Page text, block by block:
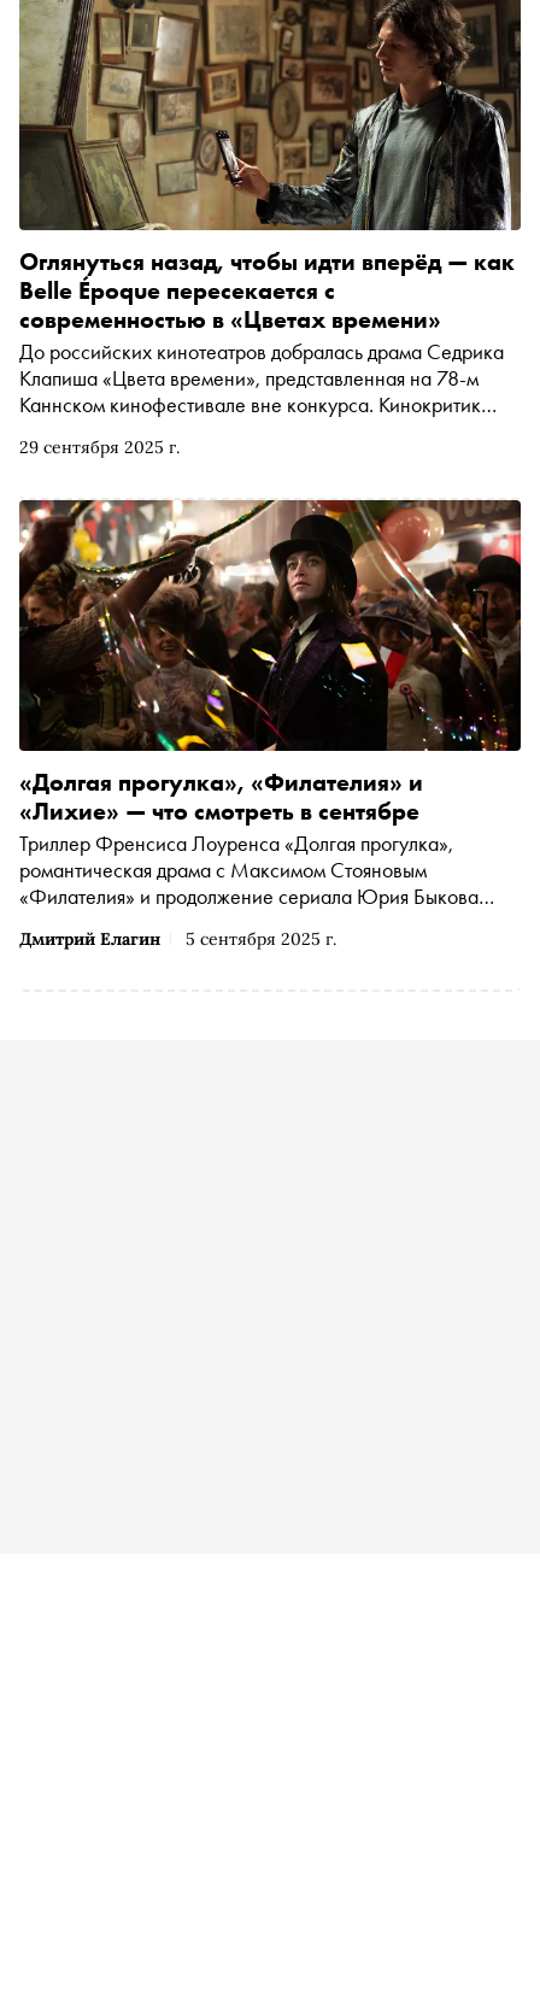
29 сентября 2025 г.
Оглянуться назад, чтобы идти вперёд — как
Belle Époque пересекается с
современностью в «Цветах времени»
До российских кинотеатров добралась драма Седрика
Клапиша «Цвета времени», представленная на 78-м
Каннском кинофестивале вне конкурса. Кинокритик
теперь, к выходу «Цветов времени» в отечественном
киноприключение по Франции сквозь эпохи и почему
фильм должен понравиться поклонникам «Полночи в
Париже» Вуди Аллена
Дмитрий Елагин 5 сентября 2025 г.
«Долгая прогулка», «Филателия» и
«Лихие» — что смотреть в сентябре
Триллер Френсиса Лоуренса «Долгая прогулка»,
романтическая драма с Максимом Стояновым
«Филателия» и продолжение сериала Юрия Быкова
сериалы начала осени